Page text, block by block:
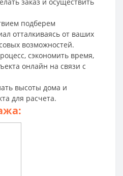
подберем
отталкиваясь от ваших
возможностей.
сэкономить время,
онлайн на связи с
высоты дома и
для расчета.